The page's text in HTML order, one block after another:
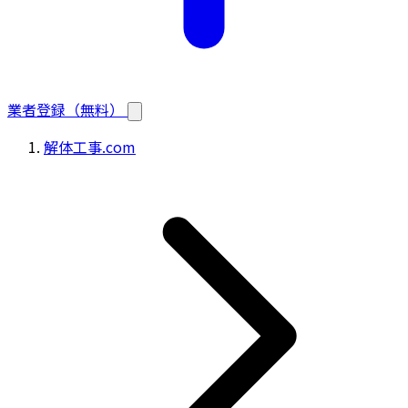
業者登録（無料）
解体工事.com